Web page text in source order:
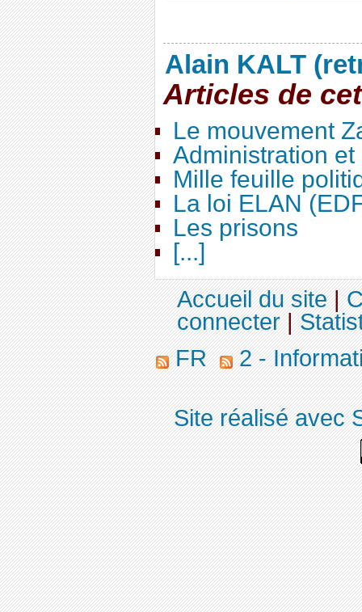
Alain KALT
Articles de
Le mouvement
Administration
Mille feuille
La loi ELAN
Les prisons
[...]
Accueil du site|
connecter|
FR
2 -
Site réalisé avec